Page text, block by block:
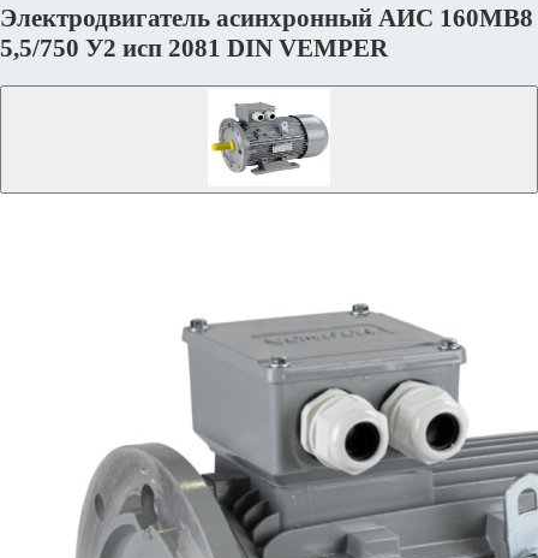
Электродвигатель асинхронный АИС 160MВ8
5,5/750 У2 исп 2081 DIN VEMPER